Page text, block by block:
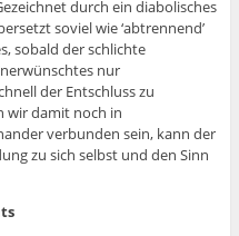
durch ein diabolisches
soviel wie ‘abtrennend’
sobald der schlichte
nur
der Entschluss zu
wir damit noch in
verbunden sein, kann der
zu sich selbst und den Sinn